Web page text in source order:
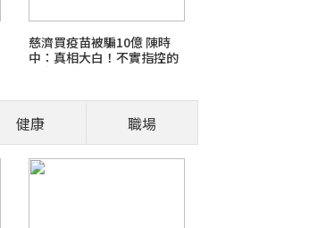
慈濟買疫苗被騙10億 陳時
中：真相大白！不實指控的
人應道歉
健康 職場